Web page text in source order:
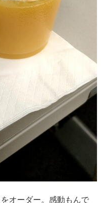
オーダー。感動もんで